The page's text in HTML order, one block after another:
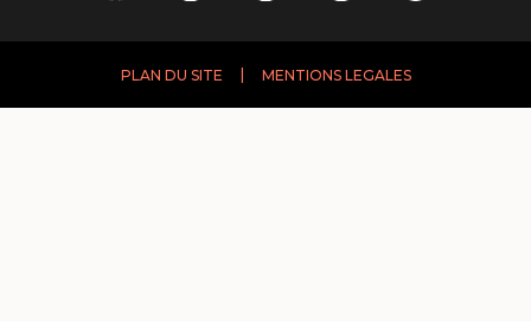
PLAN DU SITE MENTIONS LEGALES